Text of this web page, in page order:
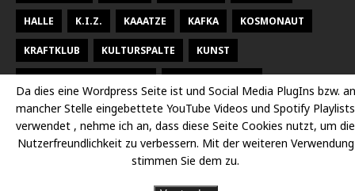
HALLE K.I.Z. KAAATZE KAFKA KOSMONAUT
KRAFTKLUB KULTURSPALTE KUNST
LARSEN SECHERT LEIPZIG MALEREI MARTERIA
MILKY CHANCE NEUES THEATER HALLE OPER
PETER FOX RADISSON DESSAU
Da dies eine Wordpress Seite ist und Social Media PlugIns bzw. an
mancher Stelle eingebettete YouTube Videos und Spotify Playlists
verwendet , nehme ich an, dass diese Seite Cookies nutzt, um die
Nutzerfreundlichkeit zu verbessern. Mit der weiteren Verwendung
stimmen Sie dem zu.